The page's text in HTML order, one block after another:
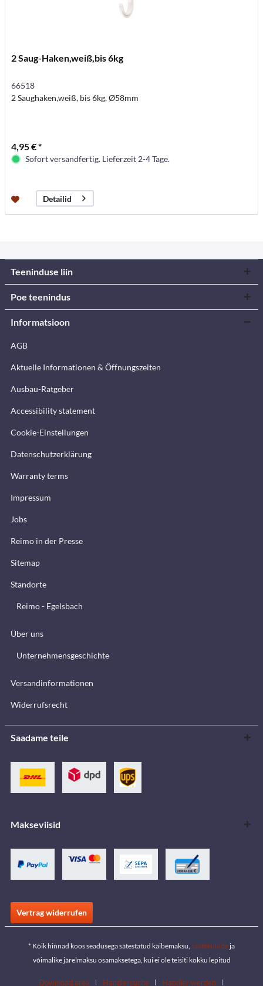
2 Saug-Haken,weiß,bis 6kg
66518
2 Saughaken,weiß, bis 6kg, Ø58mm
4,95 € *
Sofort versandfertig. Lieferzeit 2-4 Tage.
Detailid
Teeninduse liin
Poe teenindus
Informatsioon
AGB
Aktuelle Informationen & Öffnungszeiten
Ausbau-Ratgeber
Accessibility statement
Cookie-Einstellungen
Datenschutzerklärung
Warranty terms
Impressum
Jobs
Reimo in der Presse
Sitemap
Standorte
Reimo - Egelsbach
Über uns
Unternehmensgeschichte
Versandinformationen
Widerrufsrecht
Saadame teile
Makseviisid
Vertrag widerrufen
* Kõik hinnad koos seadusega sätestatud käibemaksu, saatekulude ja
võimalike järelmaksu osamaksetega, kui ei ole teisiti kokku lepitud
Download area Händlersuche Händler werden